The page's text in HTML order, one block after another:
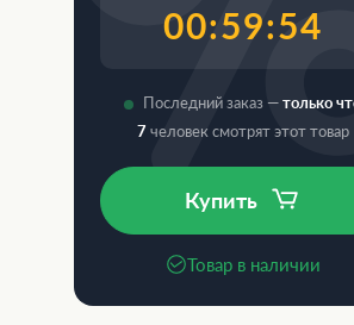
00:59:53
Последний заказ —только
7 человек смотрят этот товар
Купить
Товар в наличии